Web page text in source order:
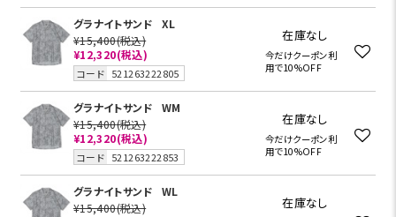
グラナイトサンド
XL
¥15,400(税込)
¥12,320(税込)
コード 521263222805
在庫なし
今だけクーポン利
用で10%OFF
グラナイトサンド
WM
¥15,400(税込)
¥12,320(税込)
コード 521263222853
在庫なし
今だけクーポン利
用で10%OFF
グラナイトサンド
WL
¥15,400(税込)
在庫なし